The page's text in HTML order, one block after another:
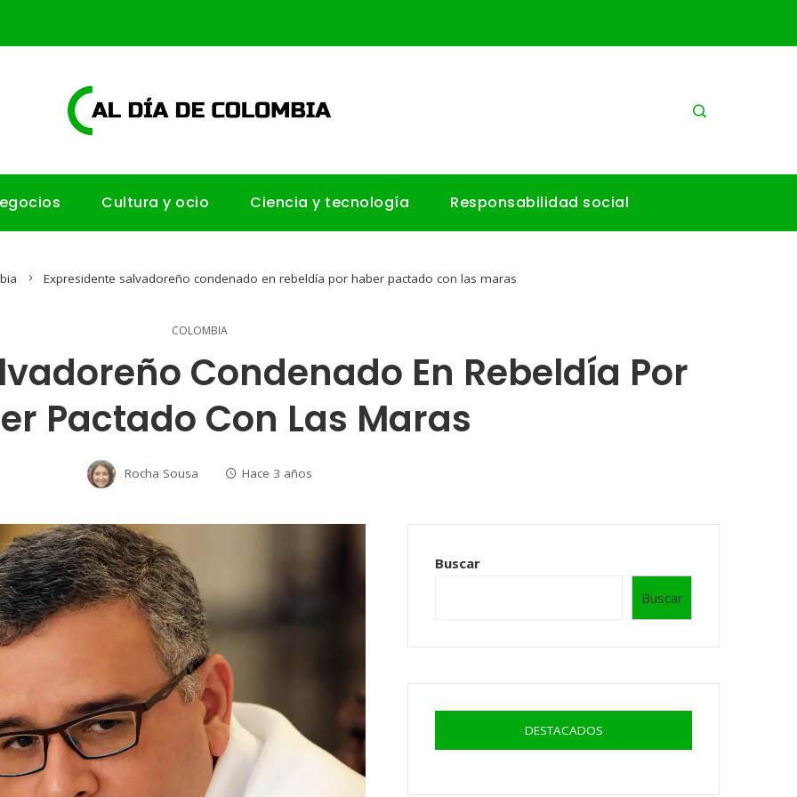
Cultura y ocio Ciencia y tecnología Responsabilidad social
Expresidente salvadoreño condenado en rebeldía por haber pactado con las maras
COLOMBIA
Condenado En Rebeldía Por
Pactado Con Las Maras
Rocha Sousa Hace 3 años
Buscar
Buscar
DESTACADOS